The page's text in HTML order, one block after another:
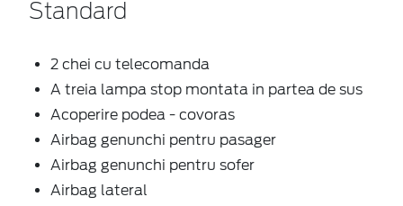
Standard
2 chei cu telecomanda
A treia lampa stop montata in partea de sus
Acoperire podea - covoras
Airbag genunchi pentru pasager
Airbag genunchi pentru sofer
Airbag lateral